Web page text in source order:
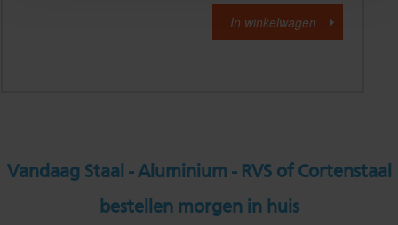
Vandaag Staal - Aluminium - RVS of Cortenstaal
bestellen morgen in huis